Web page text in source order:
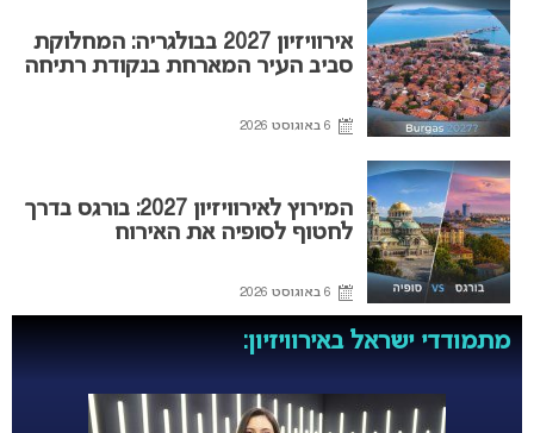
אירוויזיון 2027 בבולגריה: המחלוקת
סביב העיר המארחת בנקודת רתיחה
6 באוגוסט 2026
המירוץ לאירוויזיון 2027: בורגס בדרך
לחטוף לסופיה את האירוח
6 באוגוסט 2026
מתמודדי ישראל באירוויזיון: